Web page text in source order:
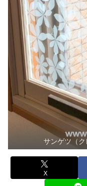
サンゲツ（
X